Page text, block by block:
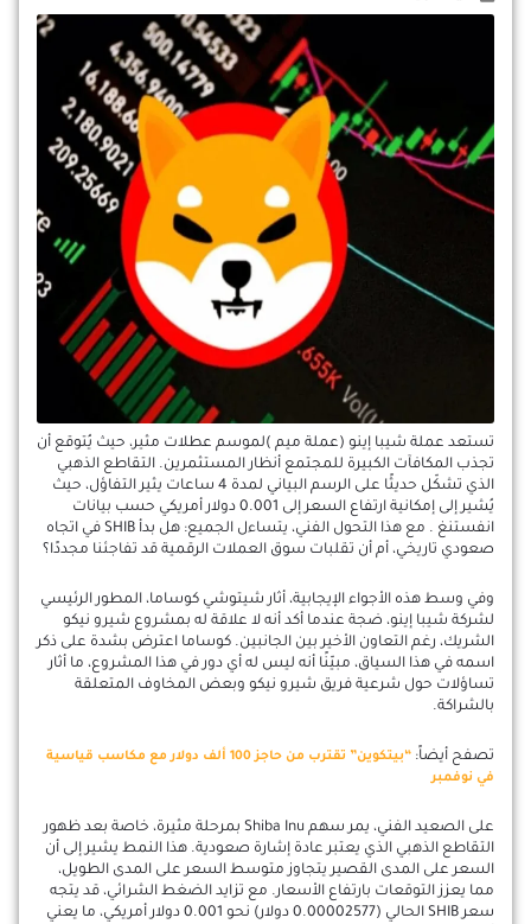
تستعد عملة شيبا إينو (عملة ميم )لموسم عطلات مثير، حيث يُتوقع أن
تجذب المكافآت الكبيرة للمجتمع أنظار المستثمرين. التقاطع الذهبي
الذي تشكّل حديثًا على الرسم البياني لمدة 4 ساعات يثير التفاؤل، حيث
يُشير إلى إمكانية ارتفاع السعر إلى 0.001 دولار أمريكي حسب بيانات
انفستنغ . مع هذا التحول الفني، يتساءل الجميع: هل بدأ SHIB في اتجاه
صعودي تاريخي، أم أن تقلبات سوق العملات الرقمية قد تفاجئنا مجددًا؟
وفي وسط هذه الأجواء الإيجابية، أثار شيتوشي كوساما، المطور الرئيسي
لشركة شيبا إينو، ضجة عندما أكد أنه لا علاقة له بمشروع شيرو نيكو
الشريك، رغم التعاون الأخير بين الجانبين. كوساما اعترض بشدة على ذكر
اسمه في هذا السياق، مبيّنًا أنه ليس له أي دور في هذا المشروع، ما أثار
تساؤلات حول شرعية فريق شيرو نيكو وبعض المخاوف المتعلقة
بالشراكة.
تصفح أيضاً:
“بيتكوين” تقترب من حاجز 100 ألف دولار مع مكاسب قياسية
في نوفمبر
على الصعيد الفني، يمر سهم Shiba Inu بمرحلة مثيرة، خاصة بعد ظهور
التقاطع الذهبي الذي يعتبر عادة إشارة صعودية. هذا النمط يشير إلى أن
السعر على المدى القصير يتجاوز متوسط السعر على المدى الطويل،
مما يعزز التوقعات بارتفاع الأسعار. مع تزايد الضغط الشرائي، قد يتجه
سعر SHIB الحالي (0.00002577 دولار) نحو 0.001 دولار أمريكي، ما يعني